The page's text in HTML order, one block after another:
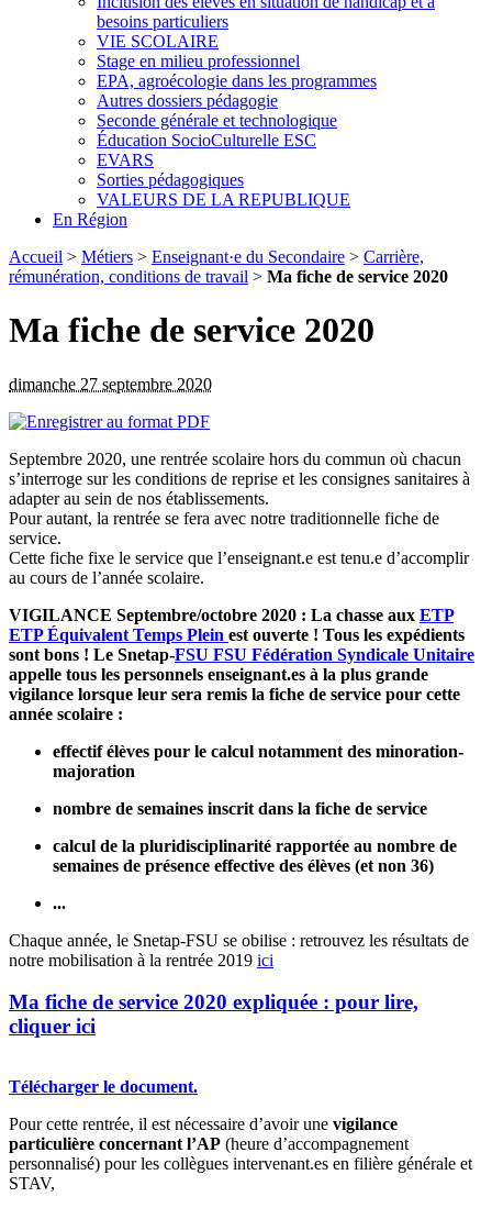
besoins particuliers
VIE SCOLAIRE
Stage en milieu professionnel
EPA, agroécologie dans les programmes
Autres dossiers pédagogie
Seconde générale et technologique
Éducation SocioCulturelle ESC
EVARS
Sorties pédagogiques
VALEURS DE LA REPUBLIQUE
En Région
Accueil > Métiers > Enseignant·e du Secondaire > Carrière,
rémunération, conditions de travail > Ma fiche de service 2020
Ma fiche de service 2020
dimanche 27 septembre 2020
Septembre 2020, une rentrée scolaire hors du commun où chacun
s’interroge sur les conditions de reprise et les consignes sanitaires à
adapter au sein de nos établissements.
Pour autant, la rentrée se fera avec notre traditionnelle fiche de
service.
Cette fiche fixe le service que l’enseignant.e est tenu.e d’accomplir
au cours de l’année scolaire.
VIGILANCE Septembre/octobre 2020 : La chasse aux ETP
ETP Équivalent Temps Plein est ouverte ! Tous les expédients
sont bons ! Le Snetap-FSU FSU Fédération Syndicale Unitaire
appelle tous les personnels enseignant.es à la plus grande
vigilance lorsque leur sera remis la fiche de service pour cette
année scolaire :
effectif élèves pour le calcul notamment des minoration-
majoration
nombre de semaines inscrit dans la fiche de service
calcul de la pluridisciplinarité rapportée au nombre de
semaines de présence effective des élèves (et non 36)
...
Chaque année, le Snetap-FSU se obilise : retrouvez les résultats de
notre mobilisation à la rentrée 2019 ici
Ma fiche de service 2020 expliquée : pour lire,
cliquer ici
Télécharger le document.
Pour cette rentrée, il est nécessaire d’avoir une vigilance
particulière concernant l’AP (heure d’accompagnement
personnalisé) pour les collègues intervenant.es en filière générale et
STAV,